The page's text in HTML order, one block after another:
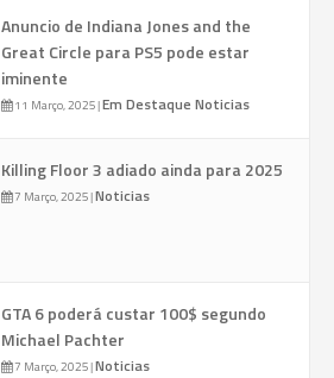
Anuncio de Indiana Jones and the
Great Circle para PS5 pode estar
iminente
11 Março, 2025|Em Destaque Noticias
Killing Floor 3 adiado ainda para 2025
7 Março, 2025|Noticias
GTA 6 poderá custar 100$ segundo
Michael Pachter
7 Março, 2025|Noticias